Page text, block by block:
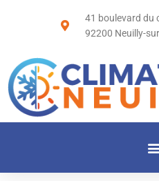
41 boulevard du
92200 Neuilly-